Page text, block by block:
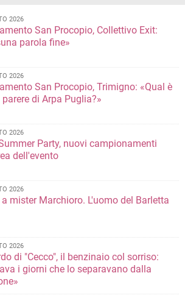
2026
San Procopio, Collettivo Exit:
parola fine»
2026
San Procopio, Trimigno: «Qual è
parere di Arpa Puglia?»
2026
Party, nuovi campionamenti
dell'evento
2026
mister Marchioro. L'uomo del Barletta
2026
di "Cecco", il benzinaio col sorriso:
i giorni che lo separavano dalla